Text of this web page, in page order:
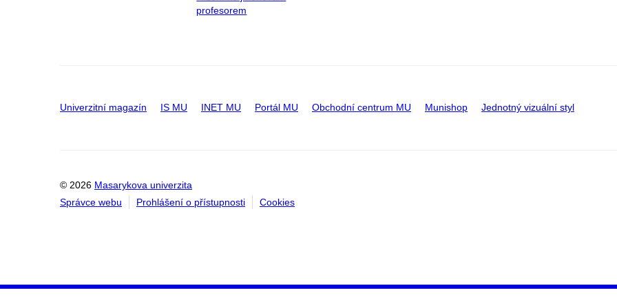
profesorem
Univerzitní magazín IS MU INET MU Portál MU Obchodní centrum MU Munishop Jednotný vizuální styl
© 2026 Masarykova univerzita
Správce webu
Prohlášení o přístupnosti Cookies